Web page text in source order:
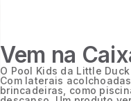
Vem na
O Pool Kids da Little
Com laterais
brincadeiras, como